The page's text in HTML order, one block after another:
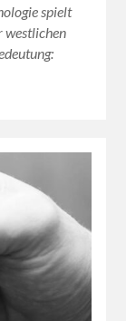
spielt
westlichen